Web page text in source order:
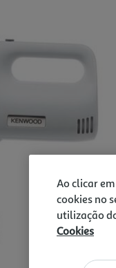
Ao clicar
cookies no
utilização
Cookies